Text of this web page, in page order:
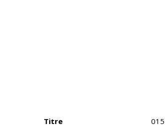
Titre